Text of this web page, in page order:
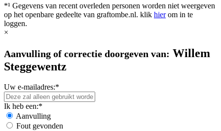
*¹ Gegevens van recent overleden personen worden niet weergeven
op het openbare gedeelte van graftombe.nl. klik hierom in te
loggen.
×
Aanvulling of correctie doorgeven van: Willem
Steggewentz
Uw e-mailadres:*
Ik heb een:*
Aanvulling
Fout gevonden